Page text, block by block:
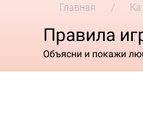
Главная
Правила
Объясни и покажи